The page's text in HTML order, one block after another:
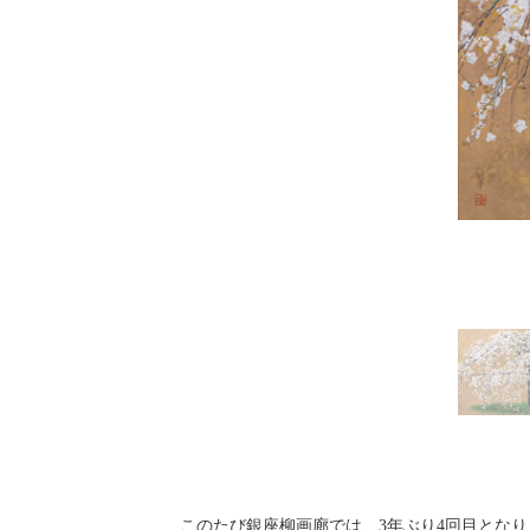
このたび銀座柳画廊では、3年ぶり4回目とな